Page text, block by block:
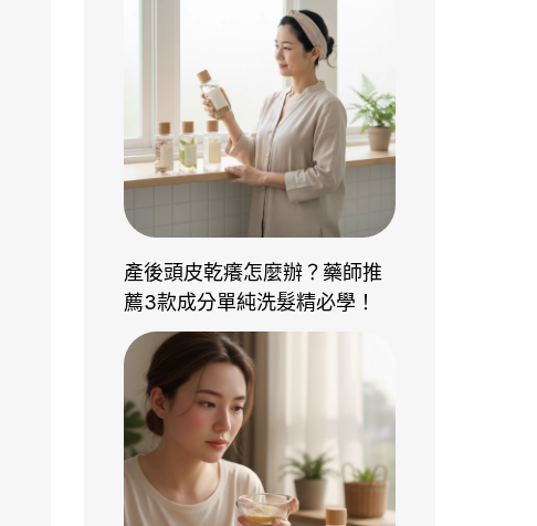
產後頭皮乾癢怎麼辦？藥師推
薦3款成分單純洗髮精必學！